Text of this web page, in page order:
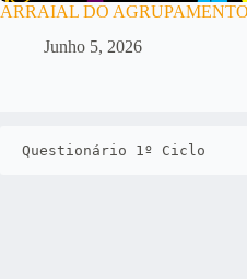
ARRAIAL DO
Junho 5, 2026
Questionário 1º Ciclo